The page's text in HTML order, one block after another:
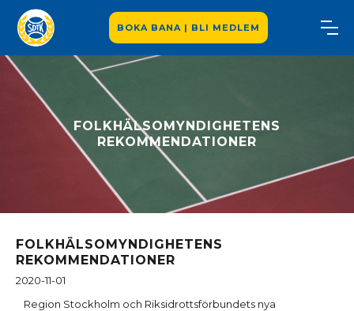
BOKA BANA | BLI MEDLEM
FOLKHÄLSOMYNDIGHETENS
REKOMMENDATIONER
FOLKHÄLSOMYNDIGHETENS
REKOMMENDATIONER
2020-11-01
Region Stockholm och Riksidrottsförbundets nya